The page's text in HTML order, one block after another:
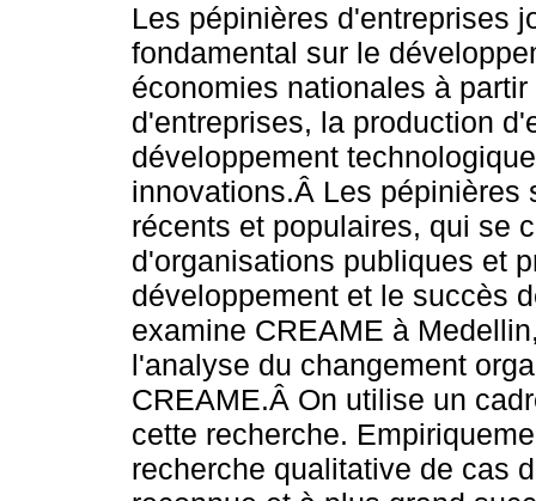
Les pépinières d'entreprises
fondamental sur le
économies nationales à
d'entreprises, la production
développement
innovations.Â Les pépinières
récents et populaires, qui se
d'organisations publiques et
développement et le succès
examine CREAME à
l'analyse du changement
CREAME.Â On utilise un
cette recherche.
recherche qualitative de cas